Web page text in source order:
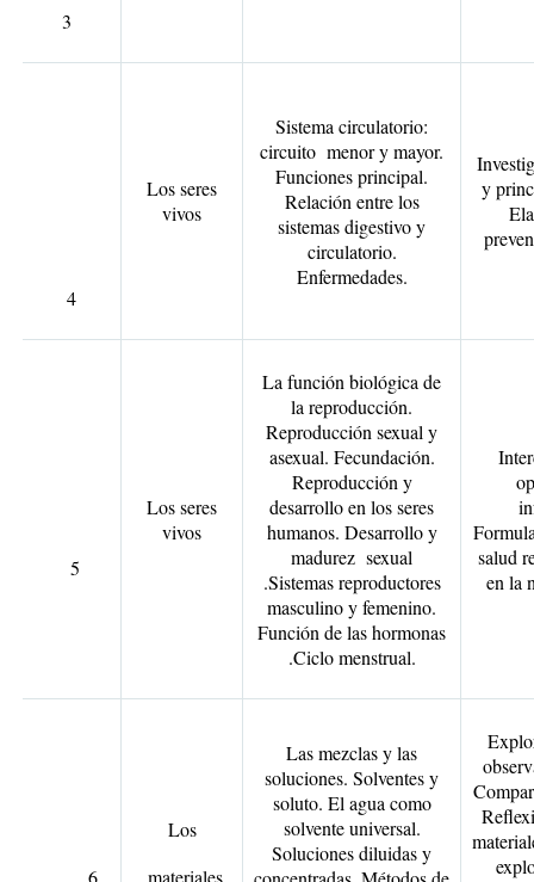
3
4
Los seres
vivos
Sistema circulatorio:
circuito menor y mayor.
Funciones principal.
Relación entre los
sistemas digestivo y
circulatorio.
Enfermedades.
y
5
Los seres
vivos
La función biológica de
la reproducción.
Reproducción sexual y
asexual. Fecundación.
Reproducción y
desarrollo en los seres
humanos. Desarrollo y
madurez sexual
.Sistemas reproductores
masculino y femenino.
Función de las hormonas
.Ciclo menstrual.
salud
en la
6
Los
materiales
Las mezclas y las
soluciones. Solventes y
soluto. El agua como
solvente universal.
Soluciones diluidas y